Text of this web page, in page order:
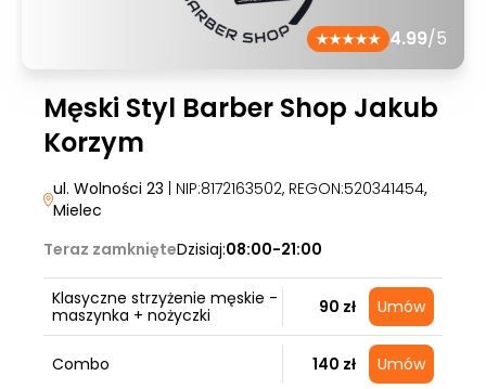
4.99/5
Męski Styl Barber Shop Jakub
Korzym
ul. Wolności 23 | NIP:8172163502, REGON:520341454,
Mielec
Teraz zamknięteDzisiaj:08:00-21:00
Klasyczne strzyżenie męskie -
maszynka + nożyczki
90 zł Umów
Combo 140 zł Umów